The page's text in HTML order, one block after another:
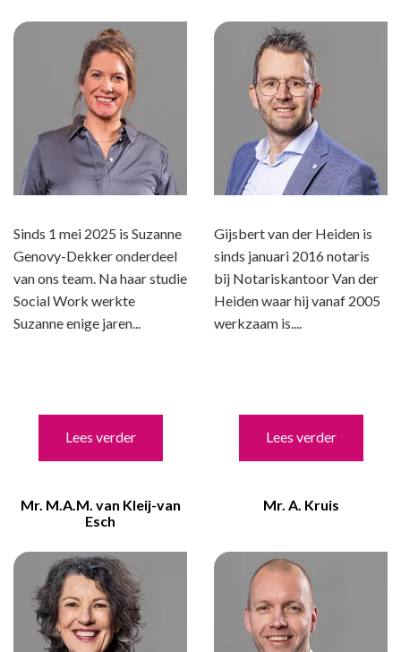
Sinds 1 mei 2025 is Suzanne
Genovy-Dekker onderdeel
van ons team. Na haar studie
Social Work werkte
Suzanne enige jaren...
Lees verder
Gijsbert van der Heiden is
sinds januari 2016 notaris
bij Notariskantoor Van der
Heiden waar hij vanaf 2005
werkzaam is....
Lees verder
Mr. M.A.M. van Kleij-van
Esch
Mr. A. Kruis